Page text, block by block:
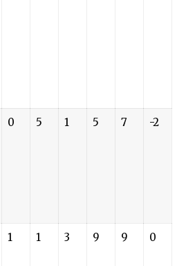
0 5 1 5 7 -2
1 1 3 9 9 0